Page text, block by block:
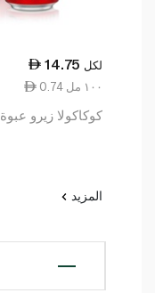
14.75 لكل
0.74 ١٠٠ مل
كوكاكولا زيرو عبوة 330 مل × 6
المزيد